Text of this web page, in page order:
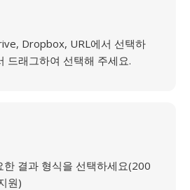
Dropbox, URL에서 선택하
드래그하여 선택해 주세요.
결과 형식을 선택하세요(200
원)